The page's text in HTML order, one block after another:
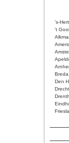
's-
't Gooi
Breda
Den